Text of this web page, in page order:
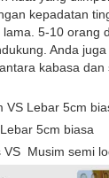
kepadatan
5-10 orang
Anda juga
kabasa dan
VS Lebar 5cm
5cm biasa
VS Musim semi